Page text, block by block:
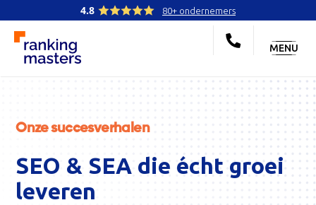
4.8 80+ ondernemers
MENU
Onze succesverhalen
SEO & SEA die écht groei
leveren